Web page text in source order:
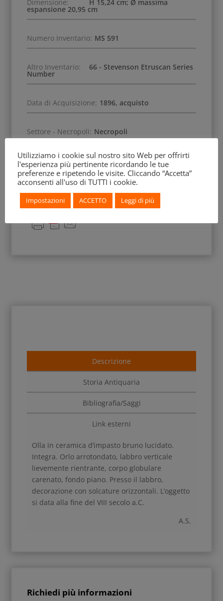
Dimensione: H 15,24 cm; Ø massima
espansione 20,95 cm
Numero Inventario: MS 591
Altro Inventario: 66 - Stevenson Etruscan Series
Number
Data di Acquisizione: 1896, acquisto
Settore - Necropoli: Necropoli
Altra Specifica: Tomba 25
Descrizione
Storia Antiquaria
Bibliografia/Saggi
Link esterni
Olla in ceramica d’impasto bruno lucidato.
Integra. Orlo arrotondato, labbro verticale
lievemente rientrante, corpo globulare
carenato, fondo piano. Presso il labbro,
decorazione con solcature orizzontali. L’oggetto
si data alla fine del VIII secolo a.C.
A.S.
Richiedi più informazioni
Utilizziamo i cookie sul nostro sito Web per offrirti
l'esperienza più pertinente ricordando le tue
preferenze e ripetendo le visite. Cliccando “Accetta”
acconsenti all'uso di TUTTI i cookie.
Impostazioni ACCETTO Leggi di più